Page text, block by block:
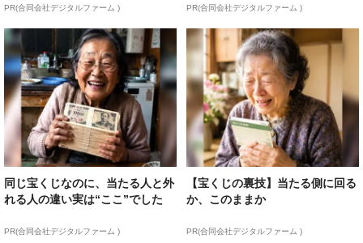
PR(合同会社デジタルファーム ) PR(合同会社デジタルファーム )
同じ宝くじなのに、当たる人と外
れる人の違い実は“ここ”でした
PR(合同会社デジタルファーム )
【宝くじの裏技】当たる側に回る
か、このままか
PR(合同会社デジタルファーム )